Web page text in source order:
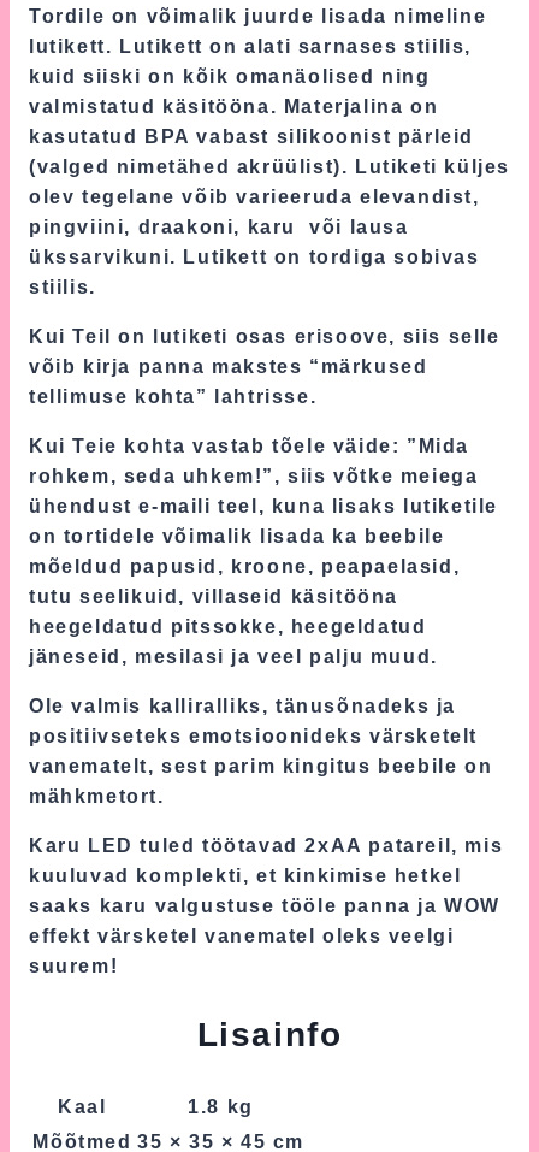
Tordile on võimalik juurde lisada nimeline
lutikett. Lutikett on alati sarnases stiilis,
kuid siiski on kõik omanäolised ning
valmistatud käsitööna. Materjalina on
kasutatud BPA vabast silikoonist pärleid
(valged nimetähed akrüülist). Lutiketi küljes
olev tegelane võib varieeruda elevandist,
pingviini, draakoni, karu või lausa
ükssarvikuni. Lutikett on tordiga sobivas
stiilis.
Kui Teil on lutiketi osas erisoove, siis selle
võib kirja panna makstes “märkused
tellimuse kohta” lahtrisse.
Kui Teie kohta vastab tõele väide: ”Mida
rohkem, seda uhkem!”, siis võtke meiega
ühendust e-maili teel, kuna lisaks lutiketile
on tortidele võimalik lisada ka beebile
mõeldud papusid, kroone, peapaelasid,
tutu seelikuid, villaseid käsitööna
heegeldatud pitssokke, heegeldatud
jäneseid, mesilasi ja veel palju muud.
Ole valmis kalliralliks, tänusõnadeks ja
positiivseteks emotsioonideks värsketelt
vanematelt, sest parim kingitus beebile on
mähkmetort.
Karu LED tuled töötavad 2xAA patareil, mis
kuuluvad komplekti, et kinkimise hetkel
saaks karu valgustuse tööle panna ja WOW
effekt värsketel vanematel oleks veelgi
suurem!
Lisainfo
Kaal
1.8 kg
Mõõtmed 35 × 35 × 45 cm